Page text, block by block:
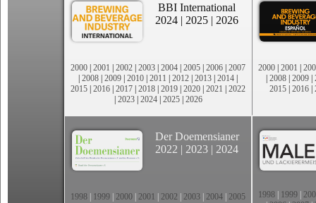
BBI International
2024 | 2025 | 2026
2000 | 2001 | 2002 | 2003 | 2004 | 2005 | 2006 | 2007
| 2008 | 2009 | 2010 | 2011 | 2012 | 2013 | 2014 |
2015 | 2016 | 2017 | 2018 | 2019 | 2020 | 2021 | 2022
| 2023| 2024| 2025| 2026
2000 | 2001 |
| 2008 | 2009 |
2015 | 2016 |
Der Doemensianer
2022 | 2023 | 2024
1998 1999 2000 2001 2002 2003 2004 2005
1998 1999